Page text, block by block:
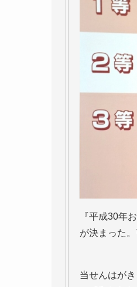
『平成30年
が決まった
当せんはが